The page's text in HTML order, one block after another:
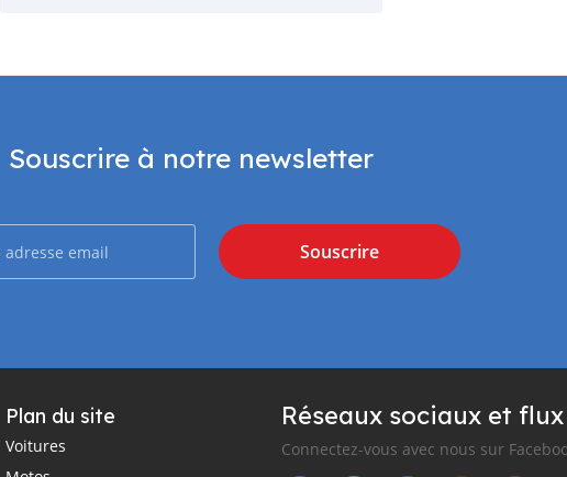
Souscrire à notre newsletter
Souscrire
Plan du site
Voitures
Réseaux sociaux et flux
Connectez-vous avec nous sur